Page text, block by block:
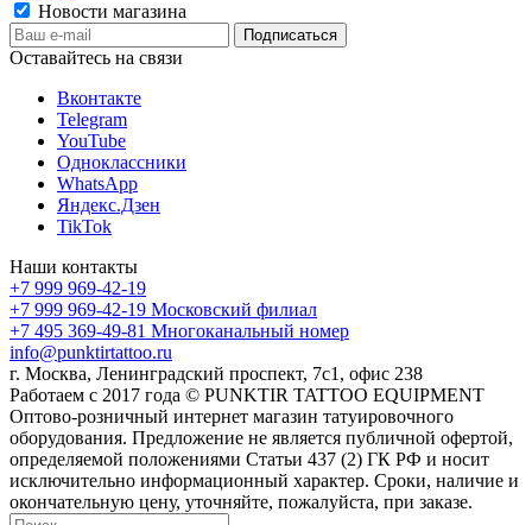
Новости магазина
Оставайтесь на связи
Вконтакте
Telegram
YouTube
Одноклассники
WhatsApp
Яндекс.Дзен
TikTok
Наши контакты
+7 999 969-42-19
+7 999 969-42-19 Московский филиал
+7 495 369-49-81 Многоканальный номер
info@punktirtattoo.ru
г. Москва, Ленинградский проспект, 7с1, офис 238
Работаем с 2017 года © PUNKTIR TATTOO EQUIPMENT
Оптово-розничный интернет магазин татуировочного
оборудования. Предложение не является публичной офертой,
определяемой положениями Статьи 437 (2) ГК РФ и носит
исключительно информационный характер. Сроки, наличие и
окончательную цену, уточняйте, пожалуйста, при заказе.